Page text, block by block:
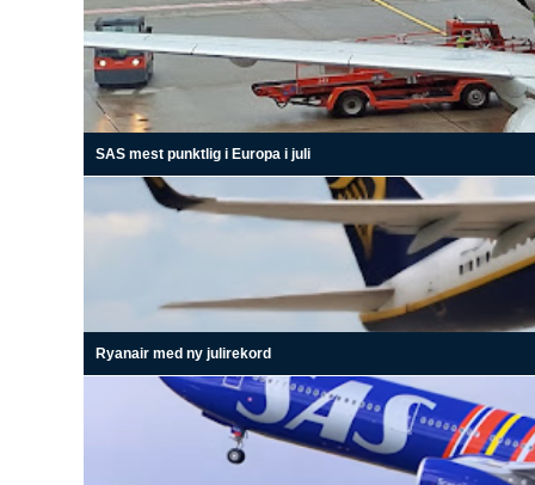
SAS mest punktlig i Europa i juli
Ryanair med ny julirekord